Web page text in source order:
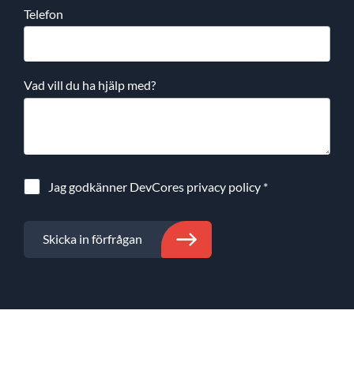
Telefon
Vad vill du ha hjälp med?
Jag godkänner DevCores privacy policy *
Skicka in förfrågan